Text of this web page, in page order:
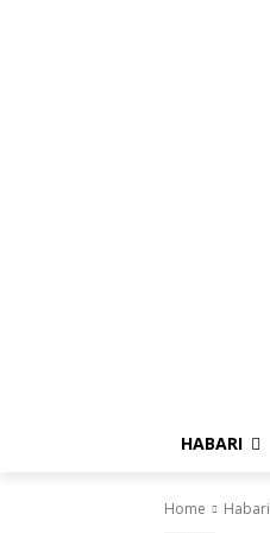
HABARI
Home Habari